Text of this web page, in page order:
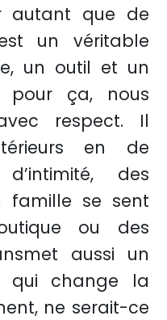
autant que de
un véritable
un outil et un
pour ça, nous
respect. Il
en de
des
famille se sent
ou des
aussi un
qui change la
ne serait-ce